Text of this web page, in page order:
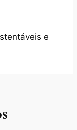
e